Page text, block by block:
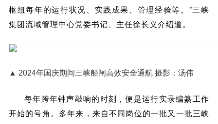
枢纽每年的运行状况、实践成果、管理经验等。”三峡
集团流域管理中心党委书记、主任徐长义介绍道。
▲ 2024年国庆期间三峡船闸高效安全通航 摄影：汤伟
每年跨年钟声敲响的时刻，便是运行实录编纂工作
开始的号角。多年来，来自不同岗位的一批又一批三峡